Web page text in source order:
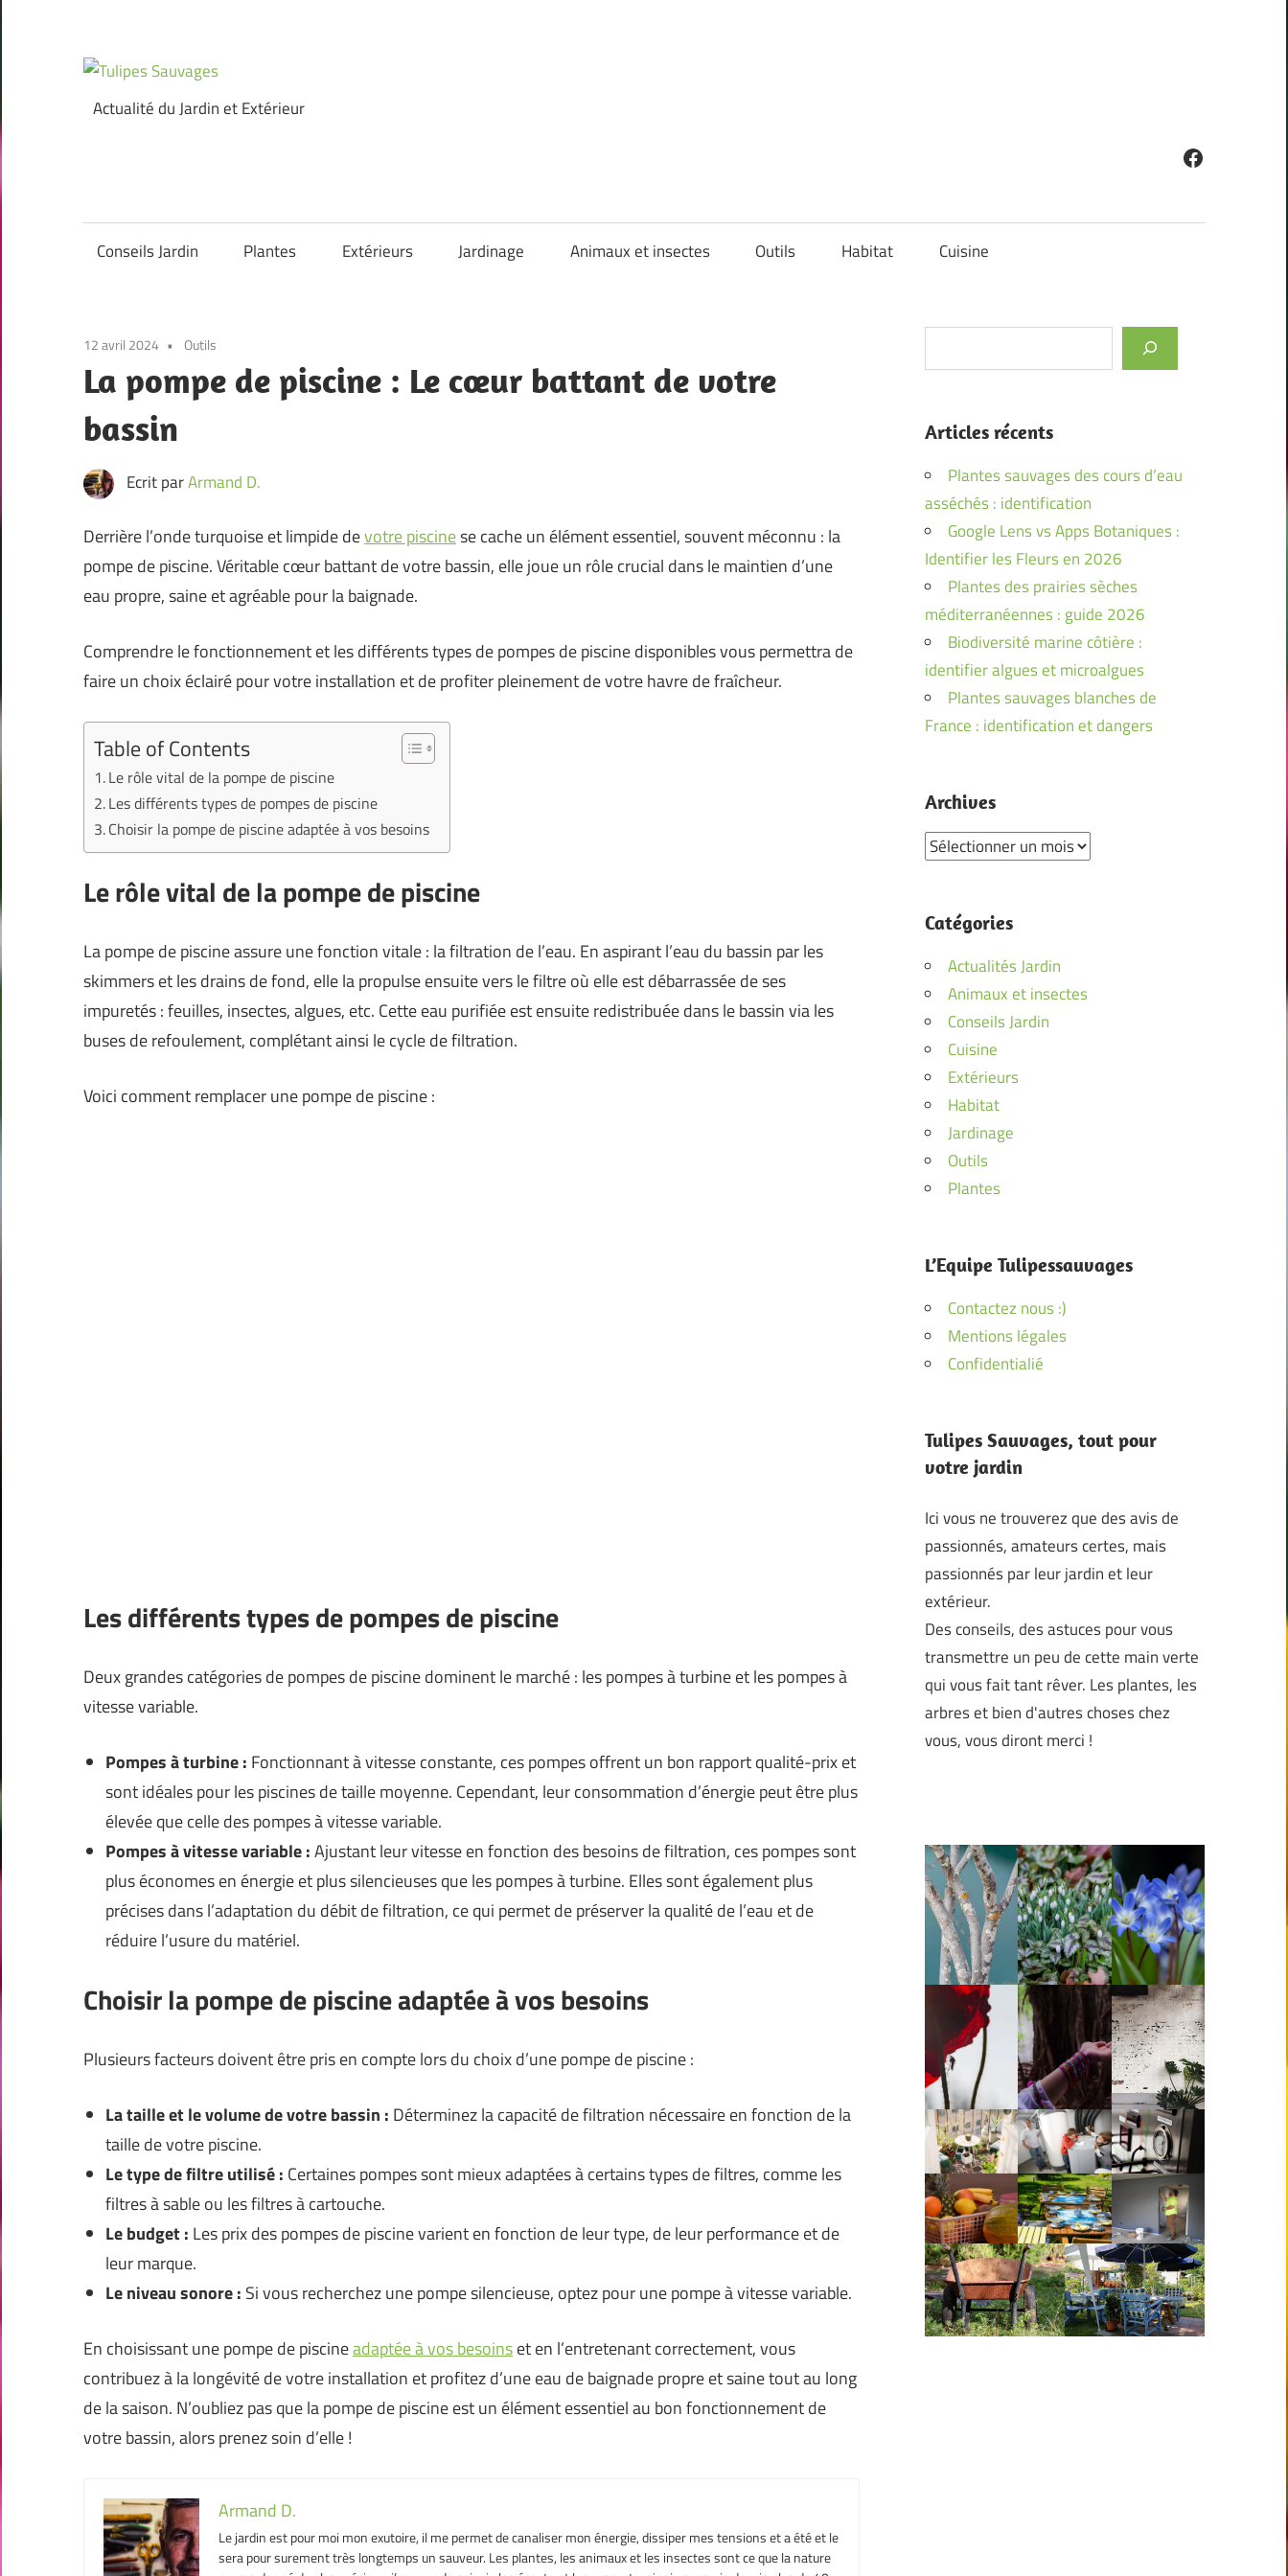
content
Actualité du Jardin et Extérieur
Facebook
Conseils Jardin Plantes Extérieurs Jardinage Animaux et insectes Outils Habitat Cuisine
12 avril 2024 Outils
La pompe de piscine : Le cœur battant de votre
bassin
Ecrit parArmand D.
Derrière l’onde turquoise et limpide devotre piscinese cache un élément essentiel, souvent méconnu : la
pompe de piscine. Véritable cœur battant de votre bassin, elle joue un rôle crucial dans le maintien d’une
eau propre, saine et agréable pour la baignade.
Comprendre le fonctionnement et les différents types de pompes de piscine disponibles vous permettra de
faire un choix éclairé pour votre installation et de profiter pleinement de votre havre de fraîcheur.
Table of Contents
Le rôle vital de la pompe de piscine
Les différents types de pompes de piscine
Choisir la pompe de piscine adaptée à vos besoins
Le rôle vital de la pompe de piscine
La pompe de piscine assure une fonction vitale : la filtration de l’eau. En aspirant l’eau du bassin par les
skimmers et les drains de fond, elle la propulse ensuite vers le filtre où elle est débarrassée de ses
impuretés : feuilles, insectes, algues, etc. Cette eau purifiée est ensuite redistribuée dans le bassin via les
buses de refoulement, complétant ainsi le cycle de filtration.
Voici comment remplacer une pompe de piscine :
Les différents types de pompes de piscine
Deux grandes catégories de pompes de piscine dominent le marché : les pompes à turbine et les pompes à
vitesse variable.
Pompes à turbine : Fonctionnant à vitesse constante, ces pompes offrent un bon rapport qualité-prix et
sont idéales pour les piscines de taille moyenne. Cependant, leur consommation d’énergie peut être plus
élevée que celle des pompes à vitesse variable.
Pompes à vitesse variable :Ajustant leur vitesse en fonction des besoins de filtration, ces pompes sont
plus économes en énergie et plus silencieuses que les pompes à turbine. Elles sont également plus
précises dans l’adaptation du débit de filtration, ce qui permet de préserver la qualité de l’eau et de
réduire l’usure du matériel.
Choisir la pompe de piscine adaptée à vos besoins
Plusieurs facteurs doivent être pris en compte lors du choix d’une pompe de piscine :
La taille et le volume de votre bassin : Déterminez la capacité de filtration nécessaire en fonction de la
taille de votre piscine.
Le type de filtre utilisé : Certaines pompes sont mieux adaptées à certains types de filtres, comme les
filtres à sable ou les filtres à cartouche.
Le budget : Les prix des pompes de piscine varient en fonction de leur type, de leur performance et de
leur marque.
Le niveau sonore : Si vous recherchez une pompe silencieuse, optez pour une pompe à vitesse variable.
En choisissant une pompe de piscineadaptée à vos besoinset en l’entretenant correctement, vous
contribuez à la longévité de votre installation et profitez d’une eau de baignade propre et saine tout au long
de la saison. N’oubliez pas que la pompe de piscine est un élément essentiel au bon fonctionnement de
votre bassin, alors prenez soin d’elle !
Armand D.
Le jardin est pour moi mon exutoire, il me permet de canaliser mon énergie, dissiper mes tensions et a été et le
sera pour surement très longtemps un sauveur. Les plantes, les animaux et les insectes sont ce que la nature
Articles récents
Plantes sauvages des cours d’eau
asséchés : identification
Google Lens vs Apps Botaniques :
Identifier les Fleurs en 2026
Plantes des prairies sèches
méditerranéennes : guide 2026
Biodiversité marine côtière :
identifier algues et microalgues
Plantes sauvages blanches de
France : identification et dangers
Archives
Archives
Catégories
Actualités Jardin
Animaux et insectes
Conseils Jardin
Cuisine
Extérieurs
Habitat
Jardinage
Outils
Plantes
L’Equipe Tulipessauvages
Contactez nous :)
Mentions légales
Confidentialié
Tulipes Sauvages, tout pour
votre jardin
Ici vous ne trouverez que des avis de
passionnés, amateurs certes, mais
passionnés par leur jardin et leur
extérieur.
Des conseils, des astuces pour vous
transmettre un peu de cette main verte
qui vous fait tant rêver. Les plantes, les
arbres et bien d'autres choses chez
vous, vous diront merci !